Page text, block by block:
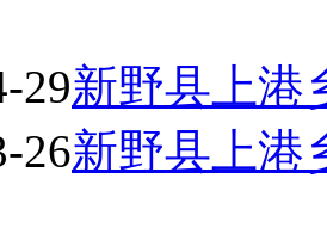
29新野县上港
26新野县上港